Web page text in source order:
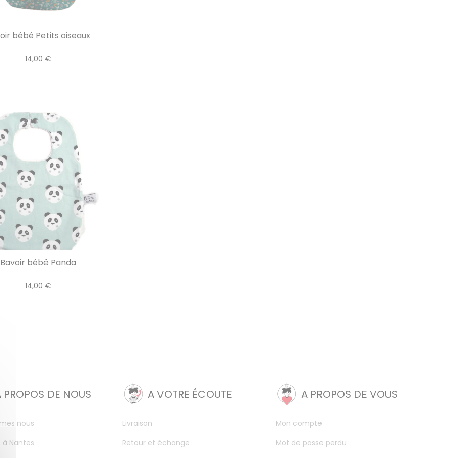
bébé Petits oiseaux
14,00 €
Bavoir bébé Panda
14,00 €
PROPOS DE NOUS
nous
Nantes
A VOTRE ÉCOUTE
Livraison
Retour et échange
A PROPOS DE VOUS
Mon compte
Mot de passe perdu